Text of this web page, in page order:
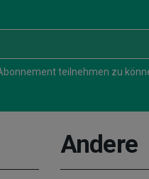
teilnehmen zu
Andere